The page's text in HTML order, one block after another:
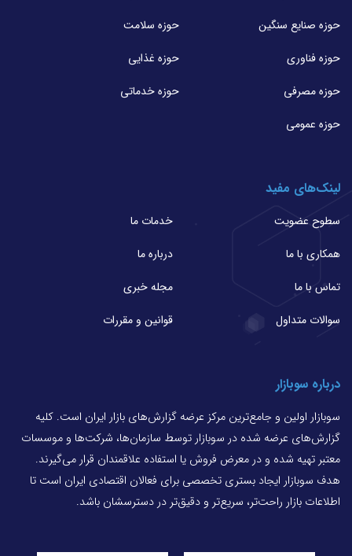
حوزه صنایع سنگین
حوزه سلامت
حوزه فناوری
حوزه غذایی
حوزه مصرفی
حوزه خدماتی
حوزه عمومی
لینک‌های مفید
سطوح عضویت
خدمات ما
همکاری با ما
درباره ما
تماس با ما
مجله خبری
سوالات متداول
قوانین و مقررات
درباره سوبازار
سوبازار اولین و جامع‌ترین مرکز عرضه گزارش‌های بازار ایران است. کلیه
گزارش‌های عرضه شده در سوبازار توسط سازمان‌ها، شرکت‌ها و موسسات
معتبر تهیه شده و در معرض فروش یا استفاده علاقمندان قرار می‌گیرند.
هدف سوبازار ایجاد بستری تخصصی برای فعالان اقتصادی ایران است تا
اطلاعات بازار راحت‌تر، سریع‌تر و دقیق‌تر در دسترسشان باشد.